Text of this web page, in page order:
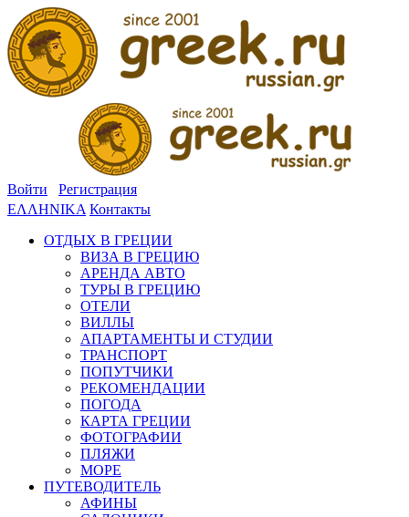
Войти
Регистрация
ΕΛΛΗΝΙΚΑ Контакты
ОТДЫХ В ГРЕЦИИ
ВИЗА В ГРЕЦИЮ
АРЕНДА АВТО
ТУРЫ В ГРЕЦИЮ
ОТЕЛИ
ВИЛЛЫ
АПАРТАМЕНТЫ И СТУДИИ
ТРАНСПОРТ
ПОПУТЧИКИ
РЕКОМЕНДАЦИИ
ПОГОДА
КАРТА ГРЕЦИИ
ФОТОГРАФИИ
ПЛЯЖИ
МОРЕ
ПУТЕВОДИТЕЛЬ
АФИНЫ